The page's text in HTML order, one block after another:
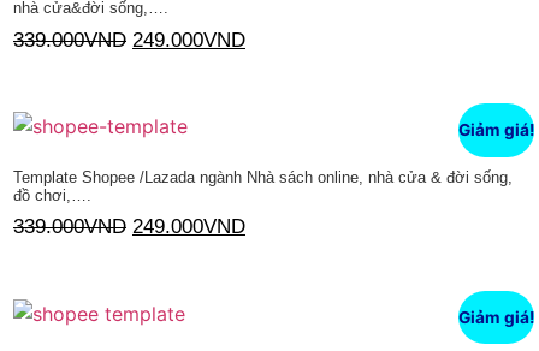
nhà cửa&đời sống,….
339.000VND 249.000VND
Giảm giá!
Template Shopee /Lazada ngành Nhà sách online, nhà cửa & đời sống,
đồ chơi,….
339.000VND 249.000VND
Giảm giá!